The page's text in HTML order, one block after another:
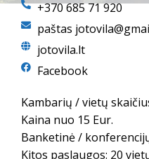
+370 685 71 920
paštas
jotovila.lt
Facebook
Kambarių / vietų
Kaina nuo 15 Eur.
Banketinė /
Kitos paslaugos: 20